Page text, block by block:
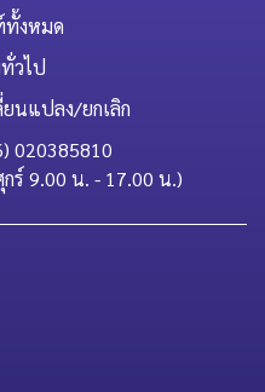
งหมด
วไป
นแปลง/ยกเลิก
020385810
ร์ 9.00 น. - 17.00 น.)